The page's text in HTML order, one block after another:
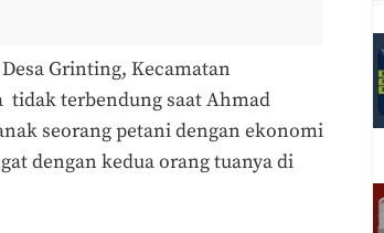
Grinting, Kecamatan
tidak terbendung saat Ahmad
seorang petani dengan ekonomi
dengan kedua orang tuanya di